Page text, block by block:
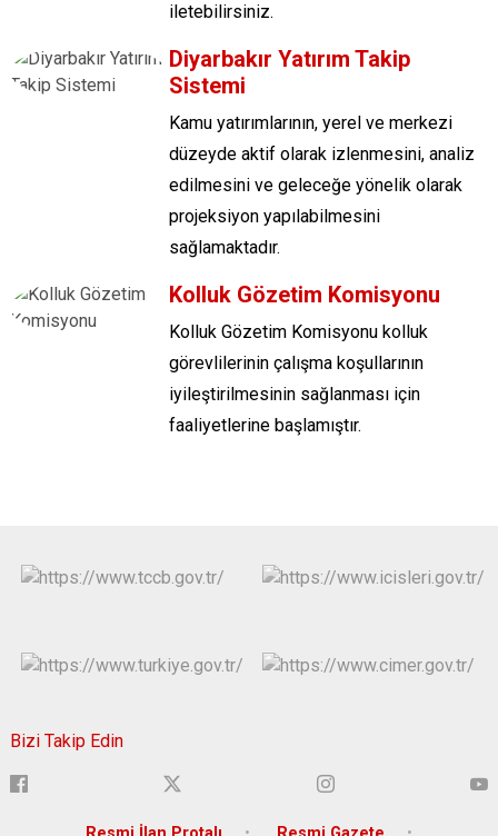
iletebilirsiniz.
Diyarbakır Yatırım Takip
Sistemi
Kamu yatırımlarının, yerel ve merkezi
düzeyde aktif olarak izlenmesini, analiz
edilmesini ve geleceğe yönelik olarak
projeksiyon yapılabilmesini
sağlamaktadır.
Kolluk Gözetim Komisyonu
Kolluk Gözetim Komisyonu kolluk
görevlilerinin çalışma koşullarının
iyileştirilmesinin sağlanması için
faaliyetlerine başlamıştır.
Bizi Takip Edin